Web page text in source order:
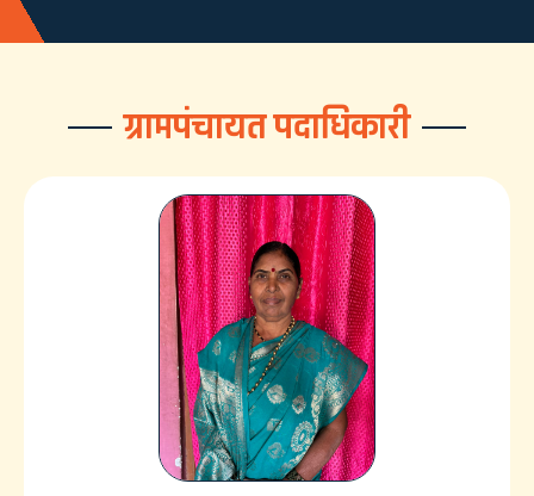
ग्रामपंचायत पदाधिकारी